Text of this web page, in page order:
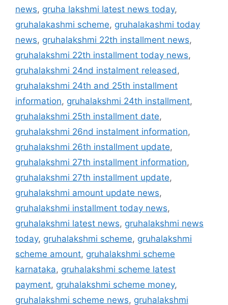
news, gruha lakshmi latest news today,
gruhalakashmi scheme, gruhalakashmi today
news, gruhalakshmi 22th installment news,
gruhalakshmi 22th installment today news,
gruhalakshmi 24nd instalment released,
gruhalakshmi 24th and 25th installment
information, gruhalakshmi 24th installment,
gruhalakshmi 25th installment date,
gruhalakshmi 26nd instalment information,
gruhalakshmi 26th installment update,
gruhalakshmi 27th installment information,
gruhalakshmi 27th installment update,
gruhalakshmi amount update news,
gruhalakshmi installment today news,
gruhalakshmi latest news, gruhalakshmi news
today, gruhalakshmi scheme, gruhalakshmi
scheme amount, gruhalakshmi scheme
karnataka, gruhalakshmi scheme latest
payment, gruhalakshmi scheme money,
gruhalakshmi scheme news, gruhalakshmi